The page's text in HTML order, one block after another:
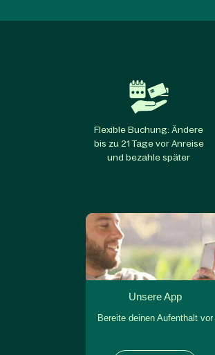
Flexible Buchung: Ändere
bis zu 21 Tage vor Anreise
und bezahle später
Unsere App
Bereite deinen Aufenthalt vor